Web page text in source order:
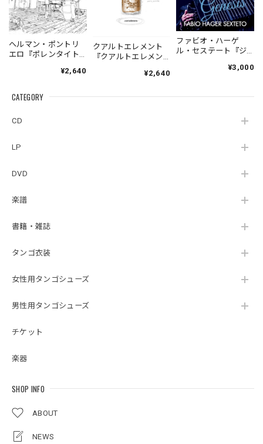
CATEGORY
CD
LP
DVD
楽譜
書籍・雑誌
タンゴ衣装
女性用タンゴシューズ
男性用タンゴシューズ
チケット
楽器
SHOP INFO
ABOUT
NEWS
ヘルマン・ポントリ
エロ『ポレンタイト
Pontoriero『POLENT
la Ribera』
¥2,640
クアルトエレメント
『クアルトエレメン
Cuartoelemento『Cu
（007RECORDS-27）
¥2,640
ファビオ・ハーゲ
ル・セステート『ジ
¥3,000